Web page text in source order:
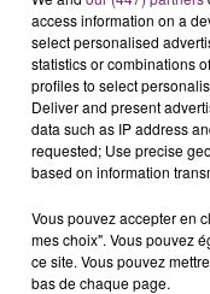
va être très
spécimen qui ne
cache pas,
"Merci pour le
se chargent
à quel point je
pour lui.
access information on a
select personalised
statistics or combinations
profiles to select
Deliver and present
data such as IP address
requested; Use precise
based on information
Vous pouvez accepter en
mes choix". Vous pouvez
ce site. Vous pouvez
bas de chaque page.